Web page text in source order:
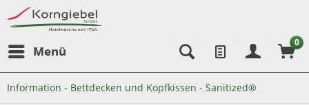
Menü
0
Information - Bettdecken und Kopfkissen - Sanitized®